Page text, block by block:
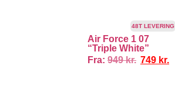
48T LEVERING
Air Force 1 07
“Triple White”
Fra: 949kr. 749 kr.